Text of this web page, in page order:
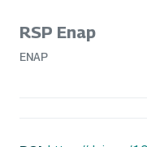
RSP Enap
ENAP